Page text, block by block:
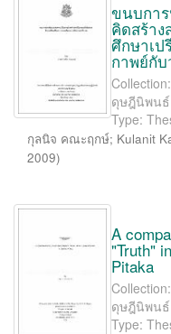
ขนบการ
คิดสร้า
ศึกษาเ
กาพย์กั
ดุษฎีนิพน
Type:
กุลนิจ คณะฤกษ์; Kulanit
2009)
A
"Truth"
Pitaka
ดุษฎีนิพน
Type: